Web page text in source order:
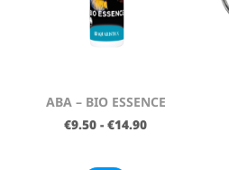
ABA – BIO ESSENCE
€9.50 - €14.90